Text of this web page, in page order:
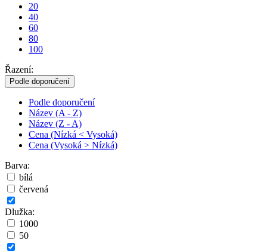
20
40
60
80
100
Řazení:
Podle doporučení
Podle doporučení
Název (A - Z)
Název (Z - A)
Cena (Nízká < Vysoká)
Cena (Vysoká > Nízká)
Barva:
bílá
červená
Dlužka:
1000
50